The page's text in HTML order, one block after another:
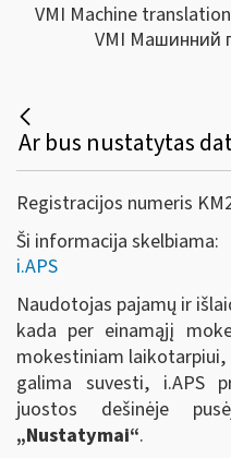
VMI Machine
VMI Машинний
Registracijos numeris
Ši informacija skelbiama:
i.APS
Naudotojas pajamų ir
kada per einamąjį
mokestiniam
galima suvesti, i.APS
juostos dešinėje
„Nustatymai“.